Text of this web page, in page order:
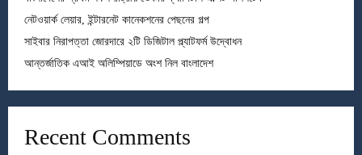
নেটওয়ার্ক লেয়ার, ইন্টারনেট কানেকশনের পেছনের গল্প
সাইবার নিরাপত্তা জোরদারে ২টি ডিজিটাল প্ল্যাটফর্ম উদ্বোধন
আন্তর্জাতিক এআই অলিম্পিয়াডে অংশ নিল বাংলাদেশ
Recent Comments